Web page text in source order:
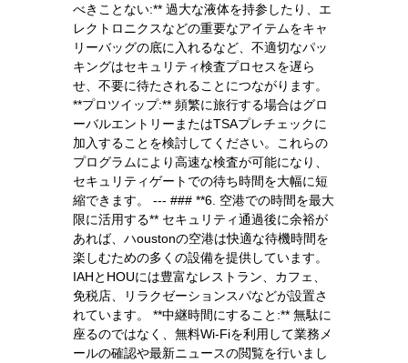
べきことない:** 過大な液体を持参したり、エ
レクトロニクスなどの重要なアイテムをキャ
リーバッグの底に入れるなど、不適切なパッ
キングはセキュリティ検査プロセスを遅ら
せ、不要に待たされることにつながります。
**プロツイップ:** 頻繁に旅行する場合はグロ
ーバルエントリーまたはTSAプレチェックに
加入することを検討してください。これらの
プログラムにより高速な検査が可能になり、
セキュリティゲートでの待ち時間を大幅に短
縮できます。 --- ### **6. 空港での時間を最大
限に活用する** セキュリティ通過後に余裕が
あれば、ハoustonの空港は快適な待機時間を
楽しむための多くの設備を提供しています。
IAHとHOUには豊富なレストラン、カフェ、
免税店、リラクゼーションスパなどが設置さ
れています。 **中継時間にすること:** 無駄に
座るのではなく、無料Wi-Fiを利用して業務メ
ールの確認や最新ニュースの閲覧を行いまし